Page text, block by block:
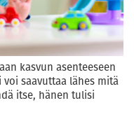
kasvun asenteeseen
saavuttaa lähes mitä
itse, hänen tulisi